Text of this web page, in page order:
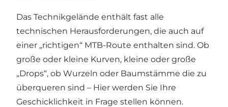
Das Technikgelände enthält fast alle
technischen Herausforderungen, die auch auf
einer „richtigen“ MTB-Route enthalten sind. Ob
große oder kleine Kurven, kleine oder große
„Drops“, ob Wurzeln oder Baumstämme die zu
überqueren sind – Hier werden Sie Ihre
Geschicklichkeit in Frage stellen können.